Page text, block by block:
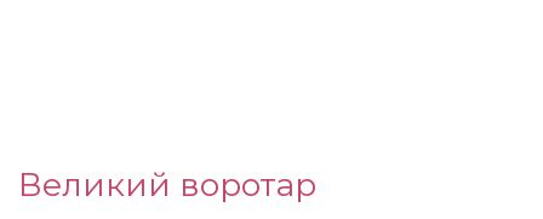
Великий воротар